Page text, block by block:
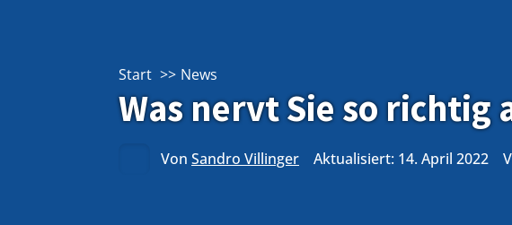
Start News
Was nervt Sie so richtig
Von Sandro Villinger Aktualisiert: 14. April 2022